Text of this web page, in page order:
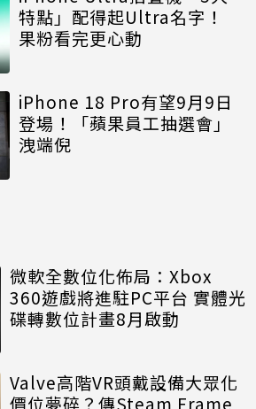
特點」配得起Ultra名字！
果粉看完更心動
iPhone 18 Pro有望9月9日
登場！「蘋果員工抽選會」
洩端倪
微軟全數位化佈局：Xbox
360遊戲將進駐PC平台 實體光
碟轉數位計畫8月啟動
Valve高階VR頭戴設備大眾化
價位夢碎？傳Steam Frame